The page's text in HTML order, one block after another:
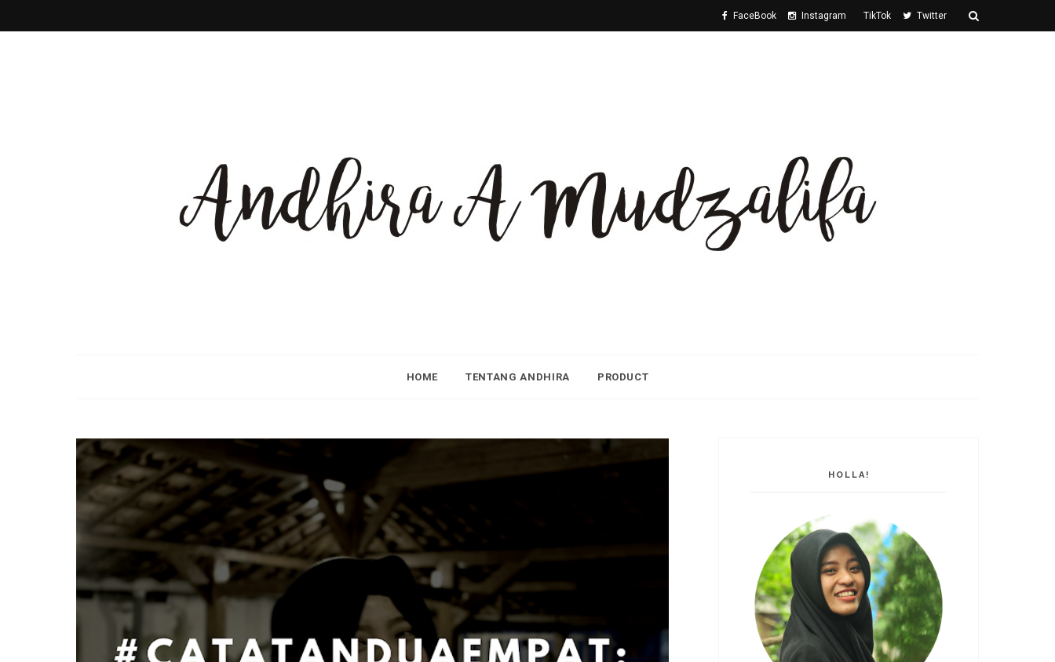
FaceBook Instagram TikTok Twitter
HOME TENTANG ANDHIRA PRODUCT
HOLLA!